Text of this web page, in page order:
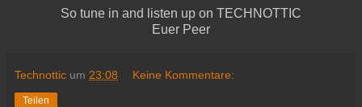
So tune in and listen up on TECHNOTTIC
Euer Peer
Technottic um 23:08 Keine Kommentare:
Teilen